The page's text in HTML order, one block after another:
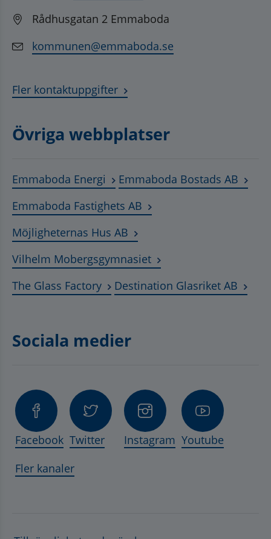
Rådhusgatan 2 Emmaboda
kommunen@emmaboda.se
Fler kontaktuppgifter
Övriga webbplatser
Emmaboda Energi Länk till annan webbplats,
Emmaboda Bostads AB
Emmaboda Fastighets AB Länk till annan
Möjligheternas Hus AB Länk till annan webbplats,
Vilhelm MobergsgymnasietLänk till annan
The Glass FactoryLänk till annan webbplats,
Destination Glasriket AB
Sociala medier
Facebook Twitter Instagram Youtube
Fler kanaler